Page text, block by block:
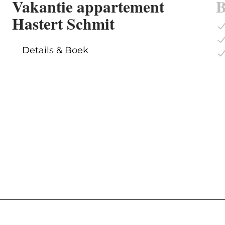
Vakantie appartement
Hastert Schmit
Details & Boek